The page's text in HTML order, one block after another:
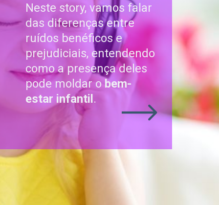
Neste story, vamos falar
das diferenças entre
ruídos benéficos e
prejudiciais, entendendo
como a presença deles
pode moldar o bem-
estar infantil.